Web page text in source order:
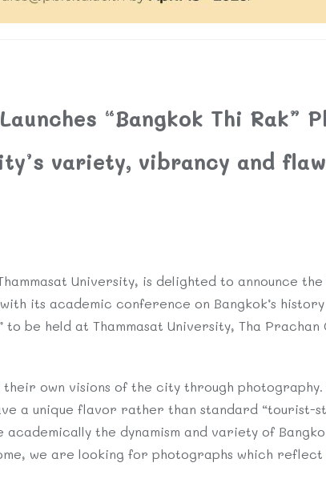
“Bangkok Thi Rak”
variety, vibrancy and
University, is delighted to announce the
its academic conference on Bangkok’s
be held at Thammasat University, Tha Prachan
own visions of the city through
a unique flavor rather than standard “tourist-
the dynamism and variety of
we are looking for photographs which reflect